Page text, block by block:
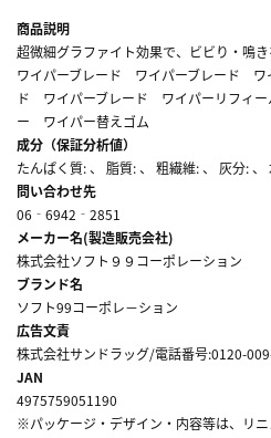
商品説明
超微細グラファイト効果で、ビビり・鳴き
ワイパーブレード ワイパーブレード
ド ワイパーブレード ワイパーリフ
ー ワイパー替えゴム
成分（保証分析値）
たんぱく質: 、 脂質: 、 粗繊維: 、 灰分: 、
問い合わせ先
06‐6942‐2851
メーカー名(製造販売会社)
株式会社ソフト９９コーポレーション
ブランド名
ソフト99コーポレ－ション
広告文責
株式会社サンドラッグ/電話番号:0120-
JAN
4975759051190
※パッケージ・デザイン・内容等は、リ